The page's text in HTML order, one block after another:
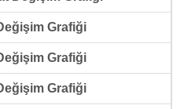
Grafiği
Grafiği
Grafiği